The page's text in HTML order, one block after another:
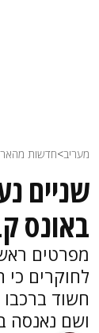
מעריב>חדשות
שניים
באונס
מפרטים
לחוקרים
חשוד
ושם נאנסה